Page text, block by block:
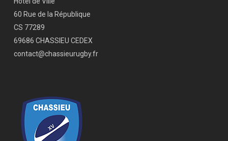
60 Rue de la République
CS 77289
69686 CHASSIEU CEDEX
contact@chassieurugby.fr